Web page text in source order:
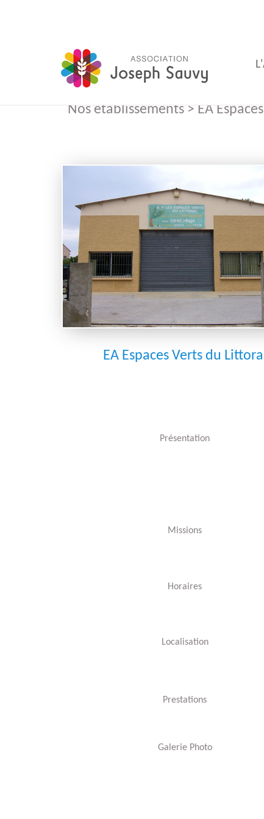
Nos établissements > EA
EA Espaces Verts du
Présentation
Missions
Horaires
Localisation
Prestations
Galerie Photo